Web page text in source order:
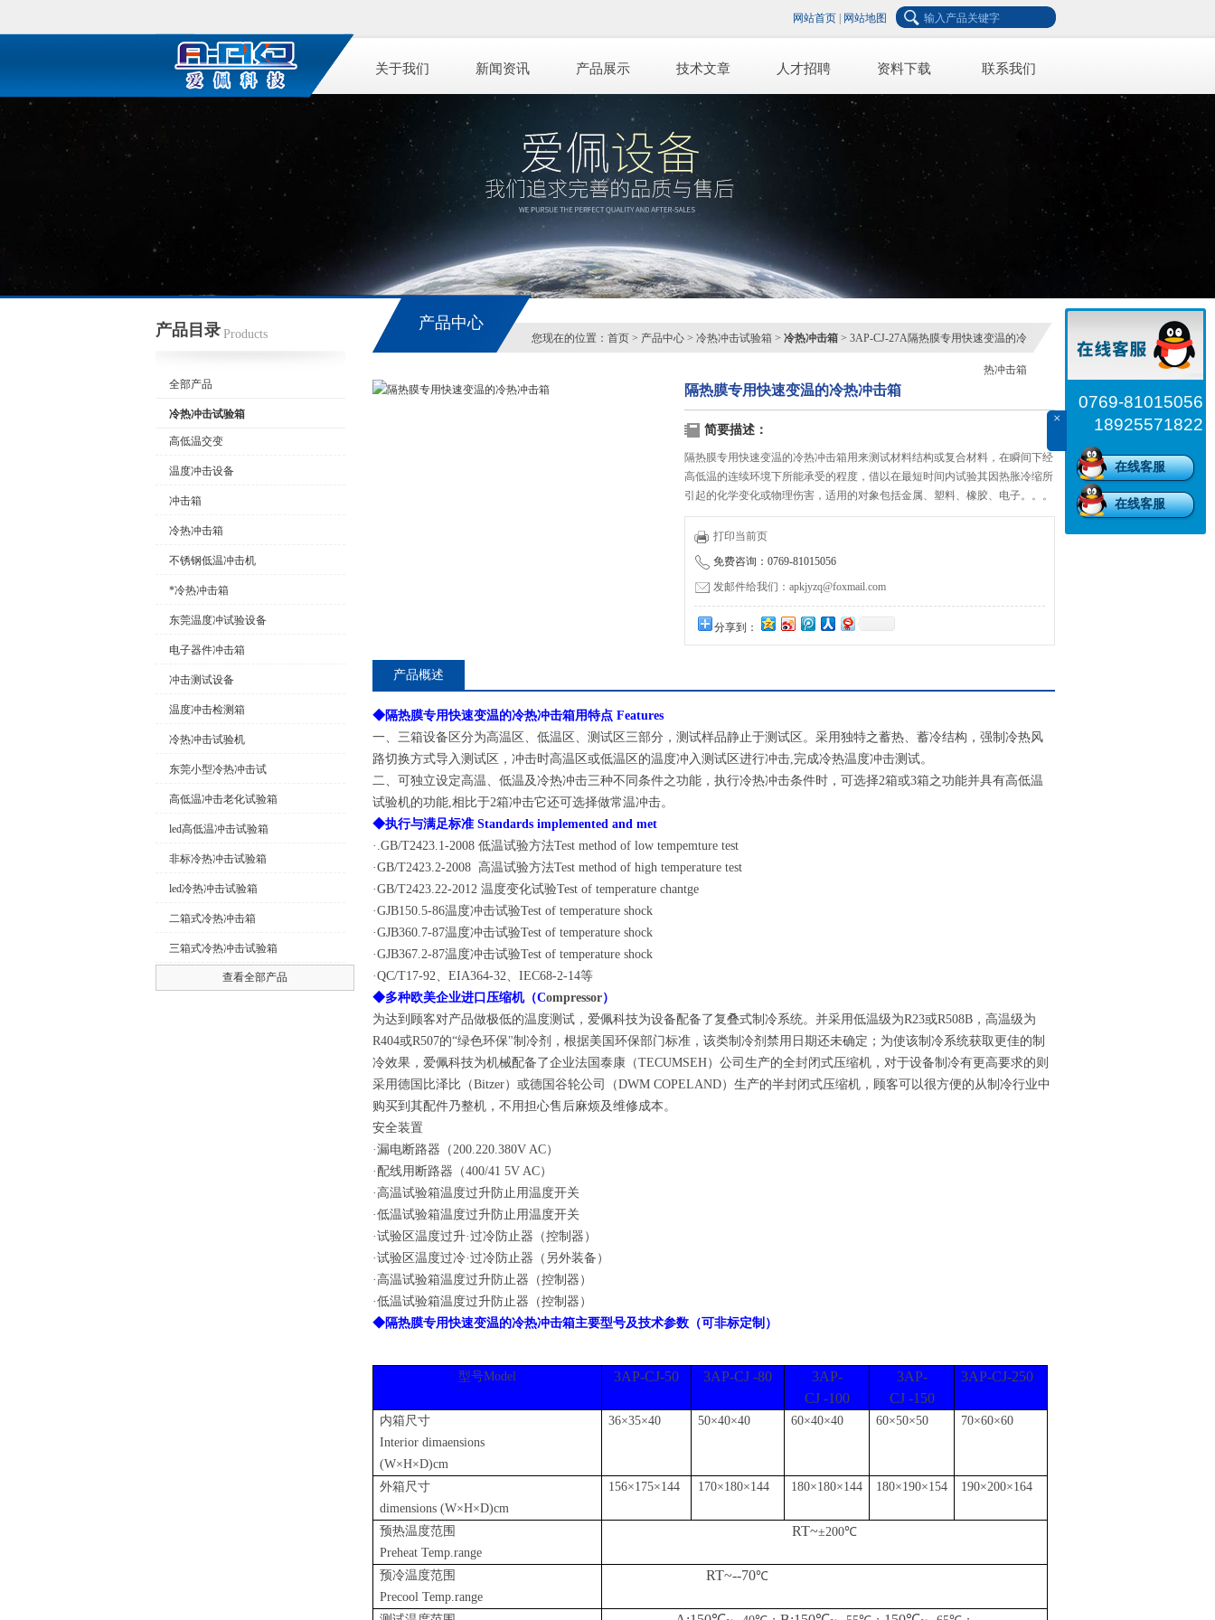
网站首页 网站地图
关于我们 新闻资讯 产品展示 技术文章 人才招聘 资料下载 联系我们
产品目录 Products
全部产品
冷热冲击试验箱
高低温交变
温度冲击设备
冲击箱
冷热冲击箱
不锈钢低温冲击机
*冷热冲击箱
东莞温度冲试验设备
电子器件冲击箱
冲击测试设备
温度冲击检测箱
冷热冲击试验机
东莞小型冷热冲击试
高低温冲击老化试验箱
led高低温冲击试验箱
非标冷热冲击试验箱
led冷热冲击试验箱
二箱式冷热冲击箱
三箱式冷热冲击试验箱
查看全部产品
产品中心
您现在的位置： 首页 > 产品中心 > 冷热冲击试验箱 > 冷热冲击箱 > 3AP-CJ-27A隔热膜专用快速变温的冷
热冲击箱
隔热膜专用快速变温的冷热冲击箱
简要描述：
隔热膜专用快速变温的冷热冲击箱用来测试材料结构或复合材料，在瞬间下经
高低温的连续环境下所能承受的程度，借以在最短时间内试验其因热胀冷缩所
引起的化学变化或物理伤害，适用的对象包括金属、塑料、橡胶、电子。。。
等材料，可作为其产品改进的依据或参考。
打印当前页
免费咨询：0769-81015056
发邮件给我们：apkjyzq@foxmail.com
分享到：
产品概述
◆隔热膜专用快速变温的冷热冲击箱用特点 Features
一、三箱设备区分为高温区、低温区、测试区三部分，测试样品静止于测试区。采用独特之蓄热、蓄冷结构，强制冷热风
路切换方式导入测试区，冲击时高温区或低温区的温度冲入测试区进行冲击,完成冷热温度冲击测试。
二、可独立设定高温、低温及冷热冲击三种不同条件之功能，执行冷热冲击条件时，可选择2箱或3箱之功能并具有高低温
试验机的功能,相比于2箱冲击它还可选择做常温冲击。
◆执行与满足标准 Standards implemented and met
·.GB/T2423.1-2008 低温试验方法Test method of low tempemture test
·GB/T2423.2-2008 高温试验方法Test method of high temperature test
·GB/T2423.22-2012 温度变化试验Test of temperature chantge
·GJB150.5-86温度冲击试验Test of temperature shock
·GJB360.7-87温度冲击试验Test of temperature shock
·GJB367.2-87温度冲击试验Test of temperature shock
·QC/T17-92、EIA364-32、IEC68-2-14等
◆多种欧美企业进口压缩机（Compressor）
为达到顾客对产品做极低的温度测试，爱佩科技为设备配备了复叠式制冷系统。并采用低温级为R23或R508B，高温级为
R404或R507的“绿色环保"制冷剂，根据美国环保部门标准，该类制冷剂禁用日期还未确定；为使该制冷系统获取更佳的制
冷效果，爱佩科技为机械配备了企业法国泰康（TECUMSEH）公司生产的全封闭式压缩机，对于设备制冷有更高要求的则
采用德国比泽比（Bitzer）或德国谷轮公司（DWM COPELAND）生产的半封闭式压缩机，顾客可以很方便的从制冷行业中
购买到其配件乃整机，不用担心售后麻烦及维修成本。
安全装置
·漏电断路器（200.220.380V AC）
·配线用断路器（400/41 5V AC）
·高温试验箱温度过升防止用温度开关
·低温试验箱温度过升防止用温度开关
·试验区温度过升·过冷防止器（控制器）
·试验区温度过冷·过冷防止器（另外装备）
·高温试验箱温度过升防止器（控制器）
·低温试验箱温度过升防止器（控制器）
◆隔热膜专用快速变温的冷热冲击箱主要型号及技术参数 （可非标定制）
型号Model 3AP-CJ-50 3AP-CJ -80
3AP-
CJ -100
3AP-
CJ -150
3AP-CJ-250
内箱尺寸
Interior dimaensions
(W×H×D)cm
36×35×40 50×40×40 60×40×40 60×50×50 70×60×60
外箱尺寸
dimensions (W×H×D)cm
156×175×144 170×180×144 180×180×144 180×190×154 190×200×164
预热温度范围
Preheat Temp.range
RT~±200℃
预冷温度范围
Precool Temp.range
RT~--70℃
0769-81015056
18925571822
在线客服
在线客服
×